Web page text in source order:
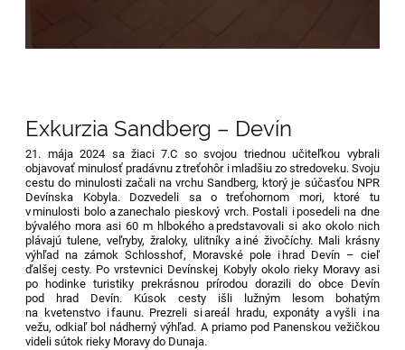
Exkurzia Sandberg – Devín
21. mája 2024 sa žiaci 7.C so svojou triednou učiteľkou vybrali
objavovať minulosť pradávnu z treťohôr i mladšiu zo stredoveku. Svoju
cestu do minulosti začali na vrchuSandberg, ktorý je súčasťou NPR
Devínska Kobyla. Dozvedeli sao treťohornom mori, ktoré tu
v minulosti bolo a zanechalo pieskový vrch. Postali i posedeli na dne
bývalého mora asi 60 m hlbokého a predstavovali si ako okolo nich
plávajú tulene, veľryby, žraloky, ulitníky a iné živočíchy. Mali krásny
výhľad na zámokSchlosshof, Moravské pole i hrad Devín – cieľ
ďalšej cesty. Po vrstevnici Devínskej Kobyly okolorieky Moravy asi
po hodinke turistikyprekrásnou prírodou dorazilido obce Devín
pod hrad Devín. Kúsok cesty išli lužným lesom bohatým
na kvetenstvo i faunu. Prezreli si areál hradu, exponáty a vyšli i na
vežu, odkiaľ bol nádherný výhľad. Apriamo pod Panenskou vežičkou
videli sútok rieky Moravy do Dunaja.